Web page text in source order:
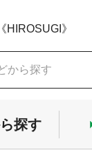
》
探す